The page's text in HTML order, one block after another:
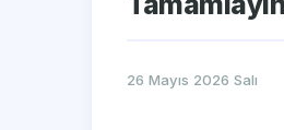
26 Mayıs 2026 Salı